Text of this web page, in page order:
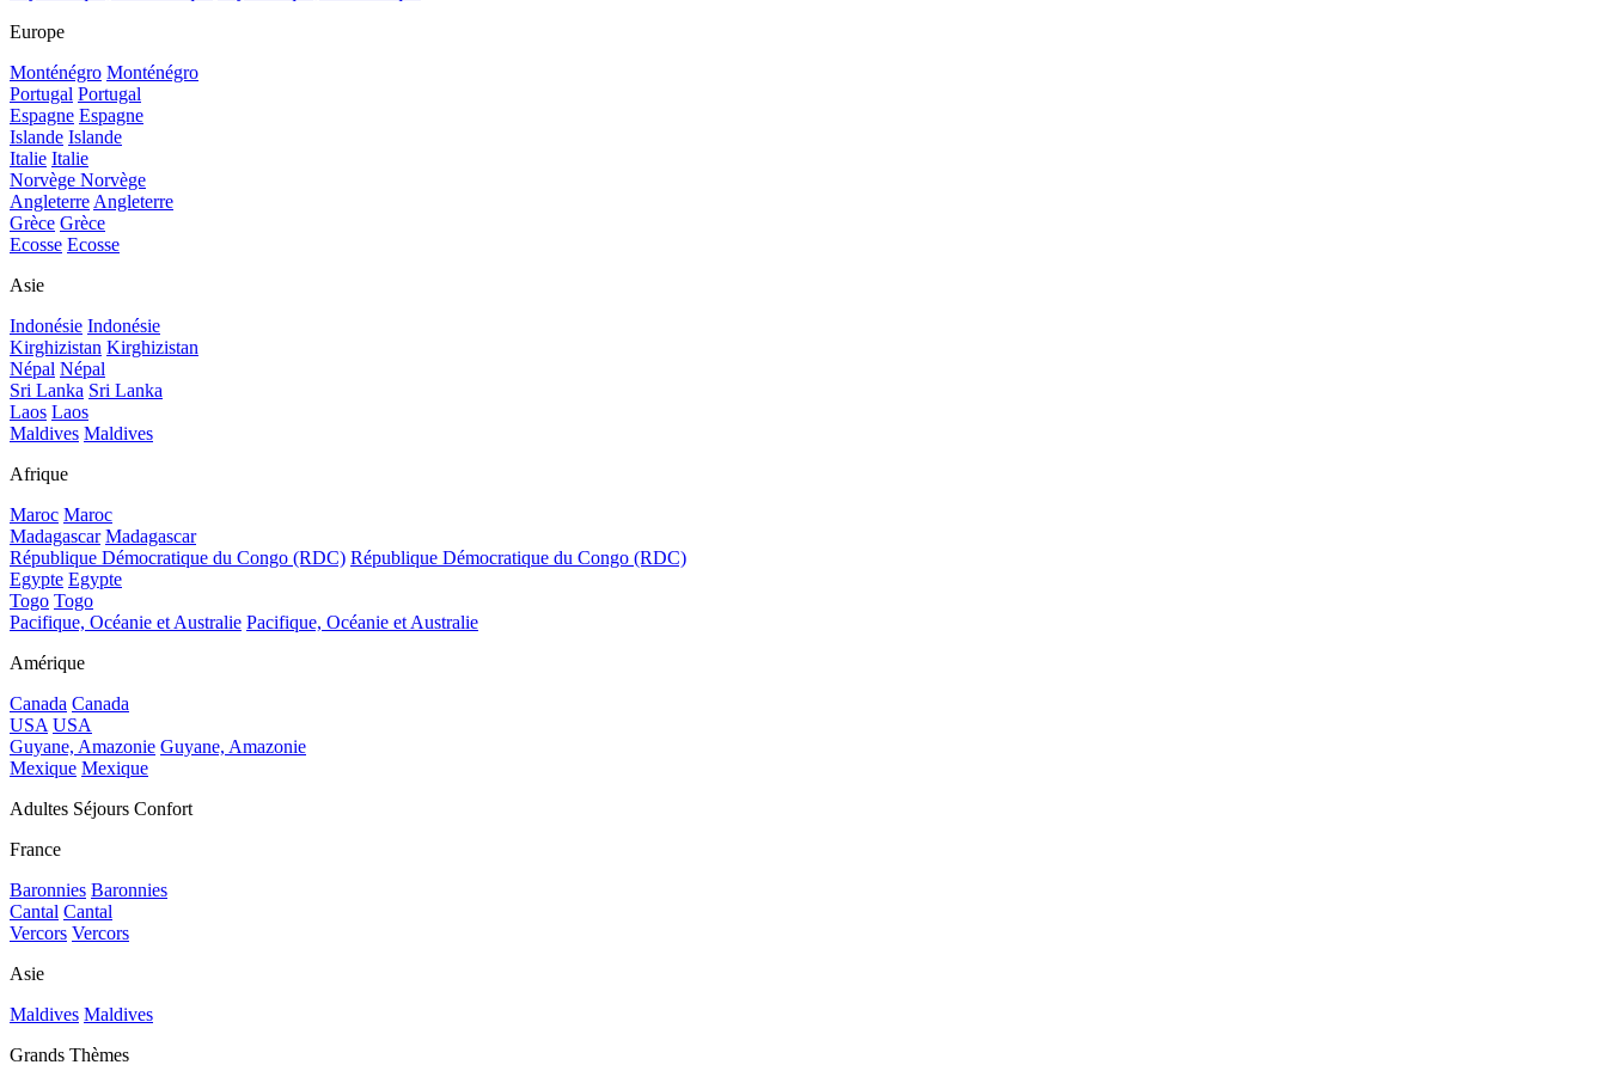
Europe
Monténégro Monténégro
Portugal Portugal
Espagne Espagne
Islande Islande
Italie Italie
Norvège Norvège
AngleterreAngleterre
Grèce Grèce
Ecosse Ecosse
Asie
Indonésie Indonésie
Kirghizistan Kirghizistan
Népal Népal
Sri Lanka Sri Lanka
Laos Laos
Maldives Maldives
Afrique
Maroc Maroc
Madagascar Madagascar
République Démocratique du Congo (RDC) République Démocratique du Congo (RDC)
Egypte Egypte
Togo Togo
Pacifique, Océanie et Australie Pacifique, Océanie et Australie
Amérique
Canada Canada
USA USA
Guyane, Amazonie Guyane, Amazonie
Mexique Mexique
Adultes Séjours Confort
France
Baronnies Baronnies
Cantal Cantal
Vercors Vercors
Asie
Maldives Maldives
Grands Thèmes